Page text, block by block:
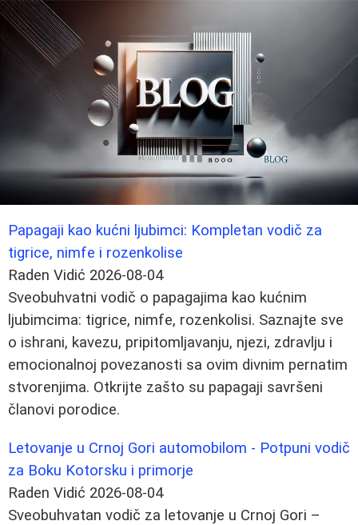
Papagaji kao kućni ljubimci: Kompletan vodič za
tigrice, nimfe i rozenkolise
Raden Vidić 2026-08-04
Sveobuhvatni vodič o papagajima kao kućnim
ljubimcima: tigrice, nimfe, rozenkolisi. Saznajte sve
o ishrani, kavezu, pripitomljavanju, njezi, zdravlju i
emocionalnoj povezanosti sa ovim divnim pernatim
stvorenjima. Otkrijte zašto su papagaji savršeni
članovi porodice.
Letovanje u Crnoj Gori automobilom - Potpuni vodič
za Boku Kotorsku i primorje
Raden Vidić 2026-08-04
Sveobuhvatan vodič za letovanje u Crnoj Gori –